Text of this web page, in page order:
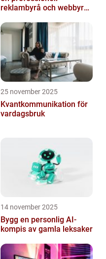
reklambyrå och webbyrå
kommunikati...
25 november 2025
Kvantkommunikation för
vardagsbruk
14 november 2025
Bygg en personlig AI-
kompis av gamla leksaker